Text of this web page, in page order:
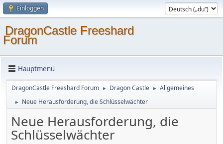
Einloggen
DragonCastle Freeshard
Forum
Hauptmenü
DragonCastle Freeshard Forum ► Dragon Castle ► Allgemeines
► Neue Herausforderung, die Schlüsselwächter
Neue Herausforderung, die
Schlüsselwächter